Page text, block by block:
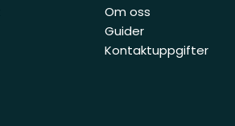
Om oss
Guider
Kontaktuppgifter